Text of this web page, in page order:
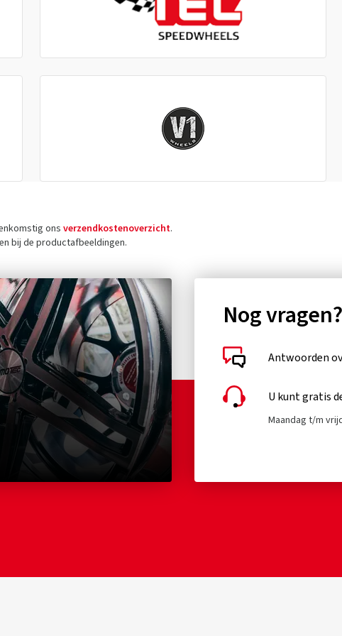
ons verzendkostenoverzicht.
bij de productafbeeldingen.
Nog vragen?
Antwoorden
U kunt gratis
Maandag t/m